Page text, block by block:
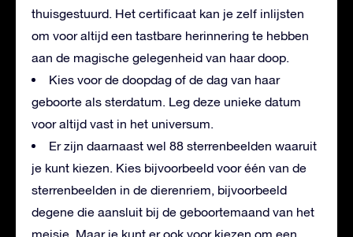
thuisgestuurd. Het certificaat kan je zelf inlijsten
om voor altijd een tastbare herinnering te hebben
aan de magische gelegenheid van haar doop.
Kies voor de doopdag of de dag van haar
geboorte als sterdatum. Leg deze unieke datum
voor altijd vast in het universum.
Er zijn daarnaast wel 88 sterrenbeelden waaruit
je kunt kiezen. Kies bijvoorbeeld voor één van de
sterrenbeelden in de dierenriem, bijvoorbeeld
degene die aansluit bij de geboortemaand van het
meisje. Maar je kunt er ook voor kiezen om een